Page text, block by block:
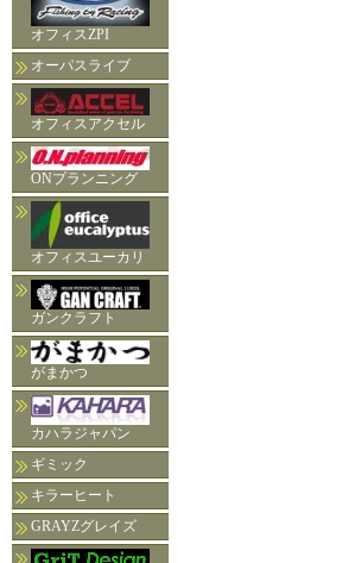
オフィスZPI
オーパスライブ
オフィスアクセル
ONプランニング
オフィスユーカリ
ガンクラフト
がまかつ
カハラジャパン
ギミック
キラーヒート
GRAYZグレイズ